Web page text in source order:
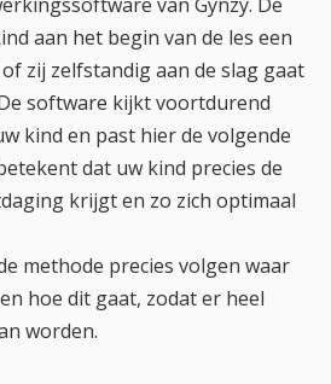
aan het begin van de les een
zij zelfstandig aan de slag gaat
software kijkt voortdurend
kind en past hier de volgende
dat uw kind precies de
krijgt en zo zich optimaal
methode precies volgen waar
hoe dit gaat, zodat er heel
worden.